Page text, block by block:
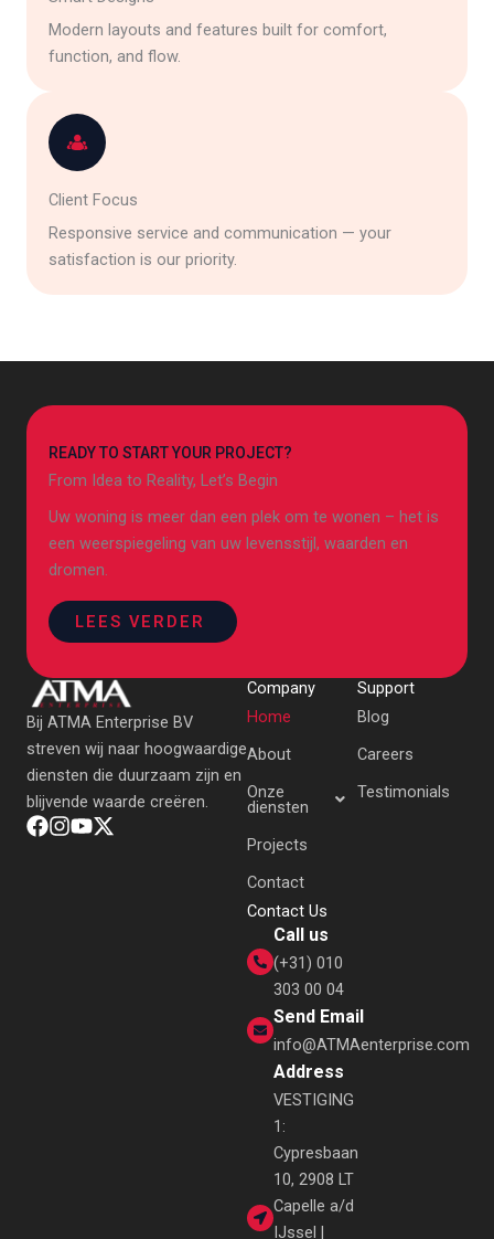
Modern layouts and features built for comfort,
function, and flow.
Client Focus
Responsive service and communication — your
satisfaction is our priority.
READY TO START YOUR PROJECT?
From Idea to Reality, Let’s Begin
Uw woning is meer dan een plek om te wonen – het is
een weerspiegeling van uw levensstijl, waarden en
dromen.
LEES VERDER
Bij ATMA Enterprise BV
streven wij naar hoogwaardige
diensten die duurzaam zijn en
blijvende waarde creëren.
Company
Home
About
Onze
diensten
Projects
Contact
Support
Blog
Careers
Testimonials
Contact Us
Call us
(+31) 010
303 00 04
Send Email
info@ATMAenterprise.com
Address
VESTIGING
1:
Cypresbaan
10, 2908 LT
Capelle a/d
IJssel |